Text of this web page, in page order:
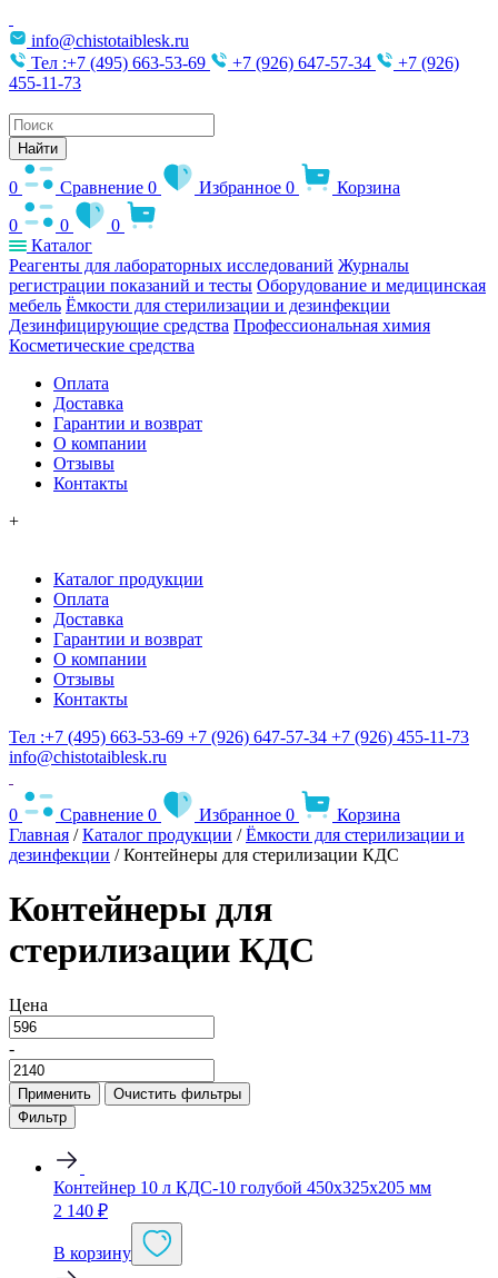
info@chistotaiblesk.ru
Тел :+7 (495) 663-53-69
+7 (926) 647-57-34
+7 (926)
455-11-73
Поиск
товаров
Найти
0 Сравнение 0 Избранное 0
Корзина
0
0
0
Каталог
Реагенты для лабораторных исследований Журналы
регистрации показаний и тесты Оборудование и медицинская
мебель Ёмкости для стерилизации и дезинфекции
Дезинфицирующие средства Профессиональная химия
Косметические средства
Оплата
Доставка
Гарантии и возврат
О компании
Отзывы
Контакты
+
Каталог продукции
Оплата
Доставка
Гарантии и возврат
О компании
Отзывы
Контакты
Тел :+7 (495) 663-53-69 +7 (926) 647-57-34 +7 (926) 455-11-73
info@chistotaiblesk.ru
0 Сравнение 0 Избранное 0
Корзина
Главная /Каталог продукции /Ёмкости для стерилизации и
дезинфекции /Контейнеры для стерилизации КДС
Контейнеры для
стерилизации КДС
Цена
-
Применить
Очистить фильтры
Фильтр
Контейнер 10 л КДС-10 голубой 450х325х205 мм
2 140 ₽
В корзину